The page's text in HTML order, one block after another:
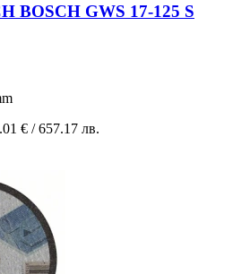
BOSCH GWS 17-125 S
€ / 657.17 лв.